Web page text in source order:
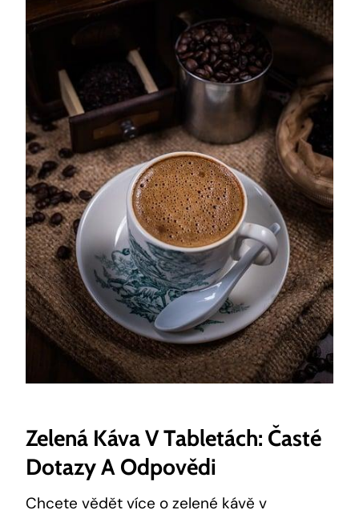
Zelená Káva V Tabletách: Časté
Dotazy A Odpovědi
Chcete vědět více o zelené kávě v